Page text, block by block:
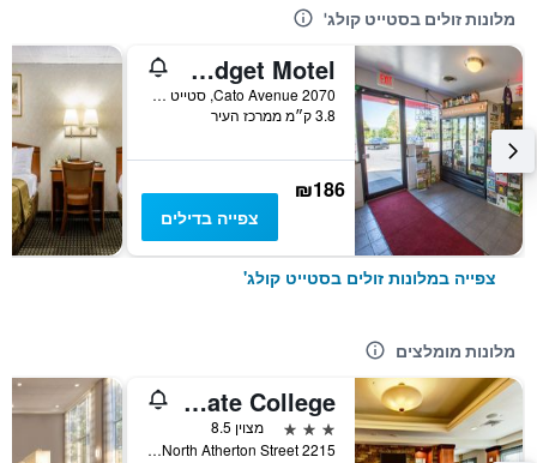
מלונות זולים בסטייט קולג'
Nittany Budget Motel
2070 Cato Avenue, סטייט קולג', PA, ארצות הברית
3.8 ק״מ ממרכז העיר
₪186
צפייה בדילים
צפייה במלונות זולים בסטייט קולג'
מלונות מומלצים
Fairfield Inn & Suites by Marriott State College
3 כוכבים
מצוין 8.5
2215 North Atherton Street, סטייט קולג', PA, ארצות הברית